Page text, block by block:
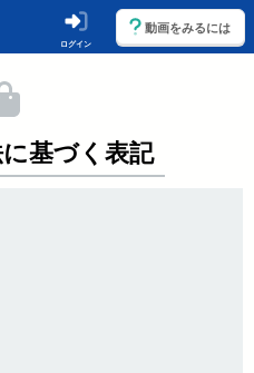
ログイン
動画をみるには
基づく表記